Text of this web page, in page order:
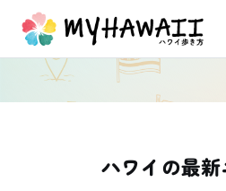
ハワイの最